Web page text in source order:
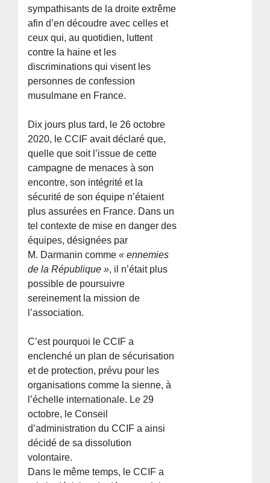
sympathisants de la droite extrême
afin d’en découdre avec celles et
ceux qui, au quotidien, luttent
contre la haine et les
discriminations qui visent les
personnes de confession
musulmane en France.
Dix jours plus tard, le 26 octobre
2020, le CCIF avait déclaré que,
quelle que soit l’issue de cette
campagne de menaces à son
encontre, son intégrité et la
sécurité de son équipe n’étaient
plus assurées en France. Dans un
tel contexte de mise en danger des
équipes, désignées par
M. Darmanin comme« ennemies
de la République », il n’était plus
possible de poursuivre
sereinement la mission de
l’association.
C’est pourquoi le CCIF a
enclenché un plan de sécurisation
et de protection, prévu pour les
organisations comme la sienne, à
l’échelle internationale. Le 29
octobre, le Conseil
d’administration du CCIF a ainsi
décidé de sa dissolution
volontaire.
Dans le même temps, le CCIF a